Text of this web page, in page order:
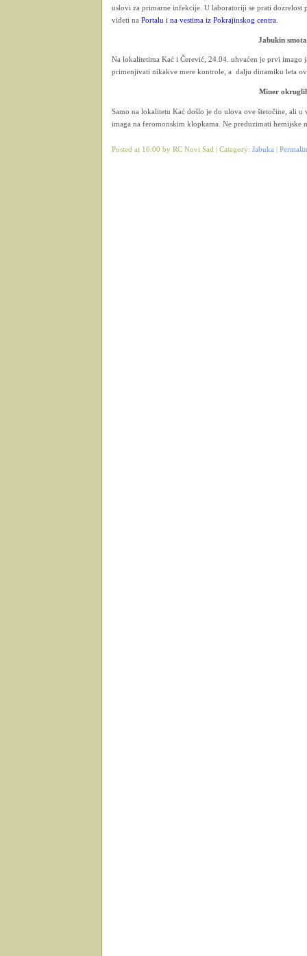
uslovi za primarne infekcije. U laboratoriji se prati dozrelost
videti na Portalu i na vestima iz Pokrajinskog centra
Jabukin
Na lokalitetima Kać i Čerević, 24.04. uhvaćen je prvi imago
primenjivati nikakve mere kontrole, a dalju dinamiku leta
Miner
Samo na lokalitetu Kać došlo je do ulova ove štetočine, ali
imaga na feromonskim klopkama. Ne preduzimati hemijske
Posted at 16:00 by RC Novi Sad | Category: Jabuka